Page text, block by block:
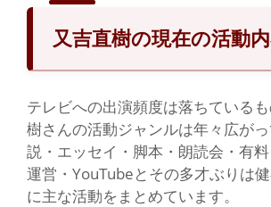
又吉直樹の現在の活動
テレビへの出演頻度は落ちている
樹さんの活動ジャンルは年々広が
説・エッセイ・脚本・朗読会・有
運営・YouTubeとその多才ぶりは
に主な活動をまとめています。